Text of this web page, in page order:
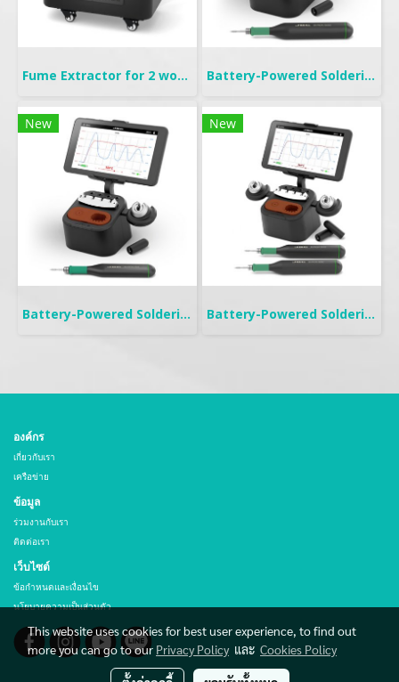
Fume Extractor for 2 workbenches Battery-Powered Soldering | B-IRON 500
New
Battery-Powered Soldering | B-IRON 100
New
Battery-Powered Soldering | B-IRON 500 DUAL
องค์กร
เกี่ยวกับเรา
เครือข่าย
ข้อมูล
ร่วมงานกับเรา
ติดต่อเรา
เว็บไซต์
ข้อกำหนดและเงื่อนไข
นโยบายความเป็นส่วนตัว
This website uses cookies for best user experience, to find out
more you can go to our Privacy Policyและ Cookies Policy